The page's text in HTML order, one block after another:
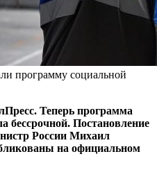
программу социальной
Теперь программа
бессрочной. Постановление
России Михаил
на официальном